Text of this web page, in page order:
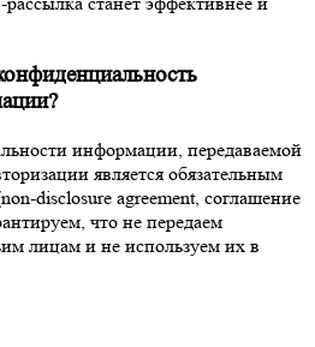
информации, передаваемой
является обязательным
disclosure agreement, соглашение
что не передаем
лицам и не используем их в